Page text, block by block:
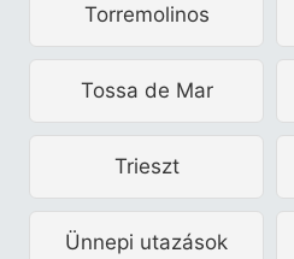
Torremolinos
Tossa de Mar
Trieszt
Ünnepi utazások